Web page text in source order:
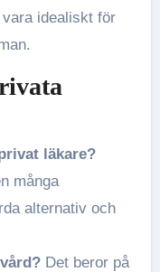
idealiskt för
läkare?
många
alternativ och
Det beror på